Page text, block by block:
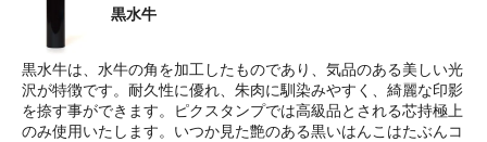
黒水牛
黒水牛は、水牛の角を加工したものであり、気品のある美しい光
沢が特徴です。耐久性に優れ、朱肉に馴染みやすく、綺麗な印影
を捺す事ができます。ピクスタンプでは高級品とされる芯持極上
のみ使用いたします。いつか見た艶のある黒いはんこはたぶんコ